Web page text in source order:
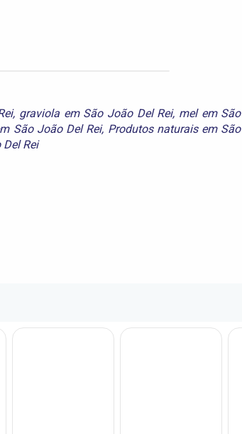
, graviola em São João Del Rei, mel em São
São João Del Rei, Produtos naturais em São
Rei